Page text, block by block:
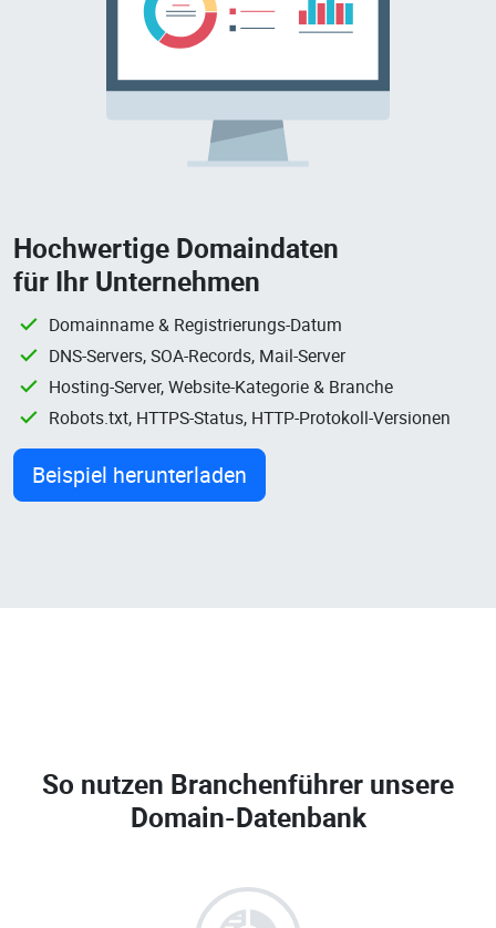
Hochwertige Domaindaten
für Ihr Unternehmen
Domainname & Registrierungs-Datum
DNS-Servers, SOA-Records, Mail-Server
Hosting-Server, Website-Kategorie & Branche
Robots.txt, HTTPS-Status, HTTP-Protokoll-Versionen
Beispiel herunterladen
So nutzen Branchenführer unsere
Domain-Datenbank